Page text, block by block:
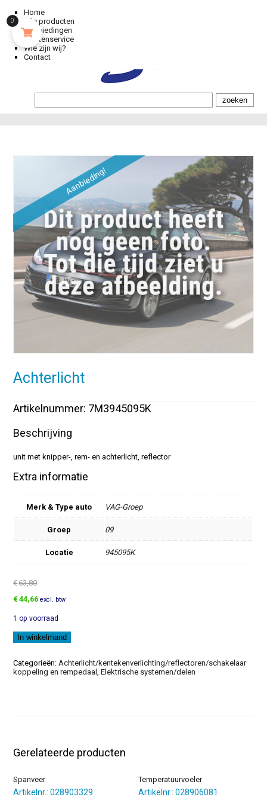
Home
Alle producten
Aanbiedingen
Klantenservice
Wie zijn wij?
Contact
Aanbieding!
Achterlicht
Artikelnummer: 7M3945095K
Beschrijving
unit met knipper-, rem- en achterlicht, reflector
Extra informatie
Merk & Type auto VAG-Groep
Groep 09
Locatie 945095K
€63,80
Oorspronkelijke
was:
€63,80.
€44,66Huidige
is:
€44,66.
excl. btw
1 op voorraad
Achterlicht
aantal
In winkelmand
Categorieën:Achterlicht/kentekenverlichting/reflectoren/schakelaar
koppeling en rempedaal,Elektrische systemen/delen
Gerelateerde producten
Spanveer
Artikelnr.: 028903329
Temperatuurvoeler
Artikelnr.: 028906081
0